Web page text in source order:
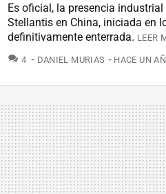
Es oficial, la presencia
Stellantis en China, iniciada en
definitivamente enterrada. LEER
4 COMENTARIOS
DANIEL MURIAS HACE UN